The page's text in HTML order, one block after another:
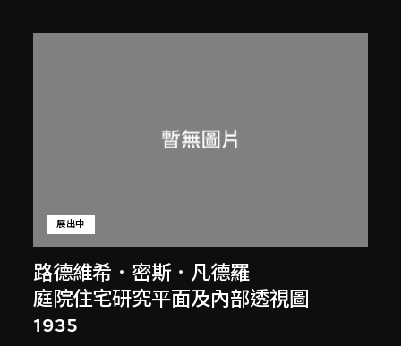
路德維希．密斯．凡德羅
展出中
庭院住宅研究平面及內部透視圖
1935